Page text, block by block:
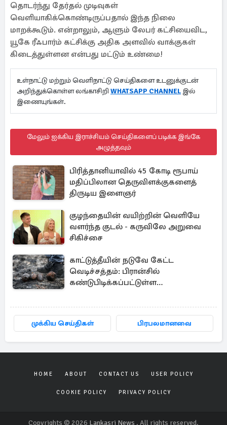
தொடர்ந்து தேர்தல் முடிவுகள்
வெளியாகிக்கொண்டிருப்பதால் இந்த நிலை
மாறக்கூடும். என்றாலும், ஆளும் லேபர் கட்சியைவிட,
யூகே ரீஃபார்ம் கட்சிக்கு அதிக அளவில் வாக்குகள்
கிடைத்துள்ளன என்பது மட்டும் உண்மை!
உள்நாட்டு மற்றும் வெளிநாட்டு செய்திகளை உடனுக்குடன்
அறிந்துக்கொள்ள லங்காசிறி WHATSAPP CHANNEL இல்
இணையுங்கள்.
மேலும் ஐக்கிய இராச்சியம் செய்திகளைப் படிக்க இங்கே
அழுத்தவும்
பிரித்தானியாவில் 45 கோடி ரூபாய்
மதிப்பிலான தெருவிளக்குகளைத்
திருடிய இளைஞர்
குழந்தையின் வயிற்றின் வெளியே
வளர்ந்த குடல் - கருவிலே அறுவை
சிகிச்சை
காட்டுத்தீயின் நடுவே கேட்ட
வெடிச்சத்தம்: பிரான்சில்
கண்டுபிடிக்கப்பட்டுள்ள
முக்கிய செய்திகள் பிரபலமானவை
HOME ABOUT CONTACT US USER POLICY
COOKIE POLICY PRIVACY POLICY
Copyrights © 2026 Lankasri News . All rights reserved.